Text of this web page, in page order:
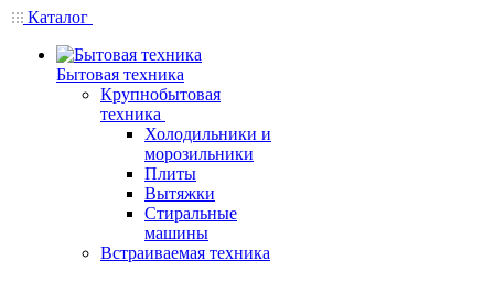
Каталог
Бытовая техника
Крупнобытовая
техника
Холодильники и
морозильники
Плиты
Вытяжки
Стиральные
машины
Встраиваемая техника